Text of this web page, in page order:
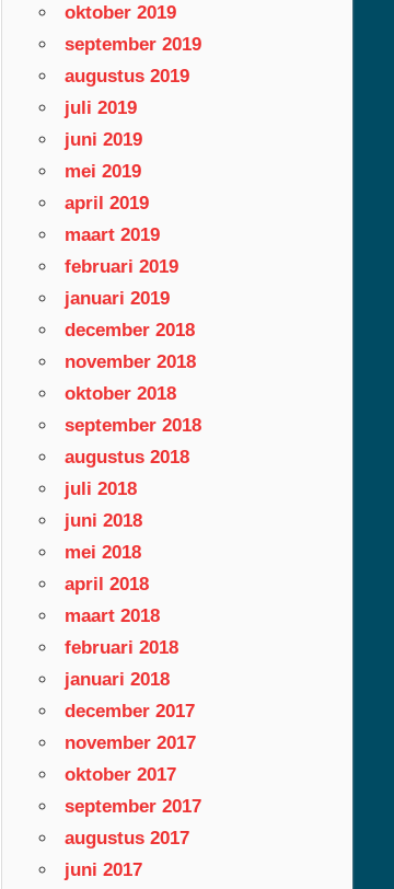
oktober 2019
september 2019
augustus 2019
juli 2019
juni 2019
mei 2019
april 2019
maart 2019
februari 2019
januari 2019
december 2018
november 2018
oktober 2018
september 2018
augustus 2018
juli 2018
juni 2018
mei 2018
april 2018
maart 2018
februari 2018
januari 2018
december 2017
november 2017
oktober 2017
september 2017
augustus 2017
juni 2017